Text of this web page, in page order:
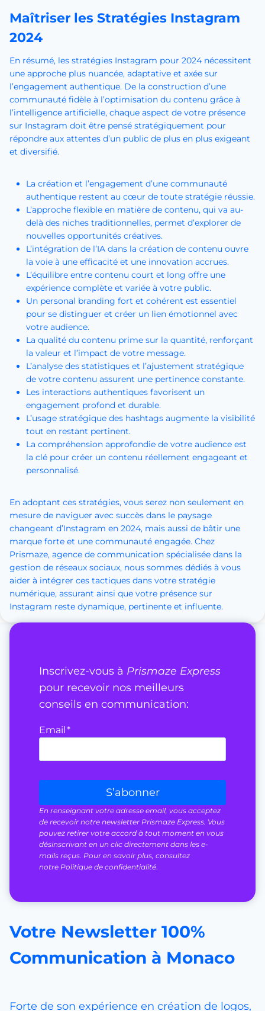
Maîtriser les Stratégies Instagram
2024
En résumé, les stratégies Instagram pour 2024 nécessitent
une approche plus nuancée, adaptative et axée sur
l’engagement authentique. De la construction d’une
communauté fidèle à l’optimisation du contenu grâce à
l’intelligence artificielle, chaque aspect de votre présence
sur Instagram doit être pensé stratégiquement pour
répondre aux attentes d’un public de plus en plus exigeant
et diversifié.
La création et l’engagement d’une communauté
authentique restent au cœur de toute stratégie réussie.
L’approche flexible en matière de contenu, qui va au-
delà des niches traditionnelles, permet d’explorer de
nouvelles opportunités créatives.
L’intégration de l’IA dans la création de contenu ouvre
la voie à une efficacité et une innovation accrues.
L’équilibre entre contenu court et long offre une
expérience complète et variée à votre public.
Un personal branding fort et cohérent est essentiel
pour se distinguer et créer un lien émotionnel avec
votre audience.
La qualité du contenu prime sur la quantité, renforçant
la valeur et l’impact de votre message.
L’analyse des statistiques et l’ajustement stratégique
de votre contenu assurent une pertinence constante.
Les interactions authentiques favorisent un
engagement profond et durable.
L’usage stratégique des hashtags augmente la visibilité
tout en restant pertinent.
La compréhension approfondie de votre audience est
la clé pour créer un contenu réellement engageant et
personnalisé.
En adoptant ces stratégies, vous serez non seulement en
mesure de naviguer avec succès dans le paysage
changeant d’Instagram en 2024, mais aussi de bâtir une
marque forte et une communauté engagée. Chez
Prismaze, agence de communication spécialisée dans la
gestion de réseaux sociaux, nous sommes dédiés à vous
aider à intégrer ces tactiques dans votre stratégie
numérique, assurant ainsi que votre présence sur
Instagram reste dynamique, pertinente et influente.
Inscrivez-vous à Prismaze Express
pour recevoir nos meilleurs
conseils en communication:
Email *
S’abonner
En renseignant votre adresse email, vous acceptez
de recevoir notre newsletter Prismaze Express. Vous
pouvez retirer votre accord à tout moment en vous
désinscrivant en un clic directement dans les e-
mails reçus. Pour en savoir plus, consultez
notre Politique de confidentialité.
Votre Newsletter 100%
Communication à Monaco
Forte de son expérience en création de logos,